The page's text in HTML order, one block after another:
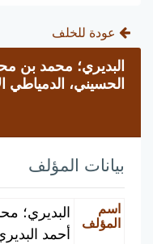
عودة للخلف
البديري؛ محمد بن
الحسيني، الدمياطي
بيانات المؤلف
اسم
المؤلف
البديري؛
أحمد